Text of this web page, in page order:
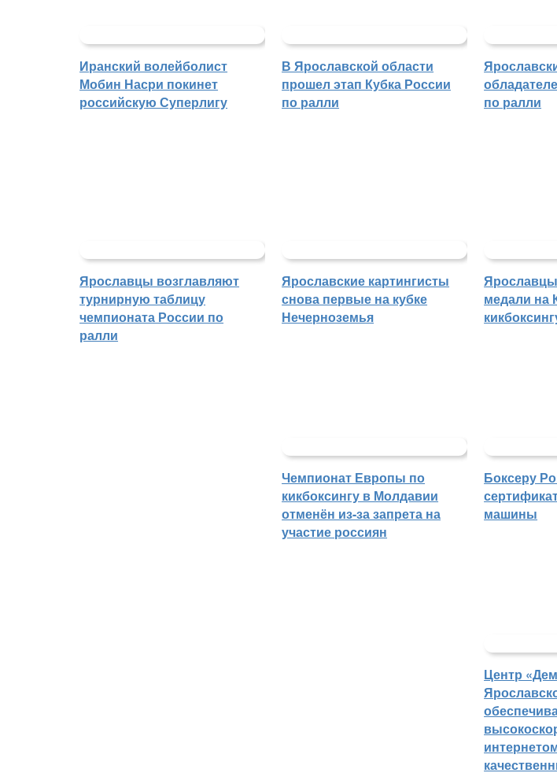
Иранский волейболист
Мобин Насри покинет
российскую Суперлигу
В Ярославской области
прошел этап Кубка России
по ралли
по ралли
Ярославцы возглавляют
турнирную таблицу
чемпионата России по
ралли
Ярославские картингисты
снова первые на кубке
Нечерноземья
медали на
Чемпионат Европы по
кикбоксингу в Молдавии
отменён из-за запрета на
участие россиян
Боксеру
машины
Центр